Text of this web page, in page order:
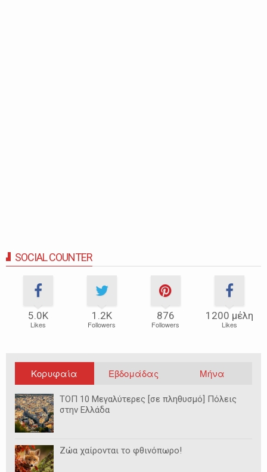
SOCIAL COUNTER
5.0Κ
Likes
1.2Κ
Followers
876
Followers
1200 μέλη
Likes
Κορυφαία Εβδομάδας Μήνα
ΤΟΠ 10 Μεγαλύτερες [σε πληθυσμό] Πόλεις
στην Ελλάδα
Ζώα χαίρονται το φθινόπωρο!